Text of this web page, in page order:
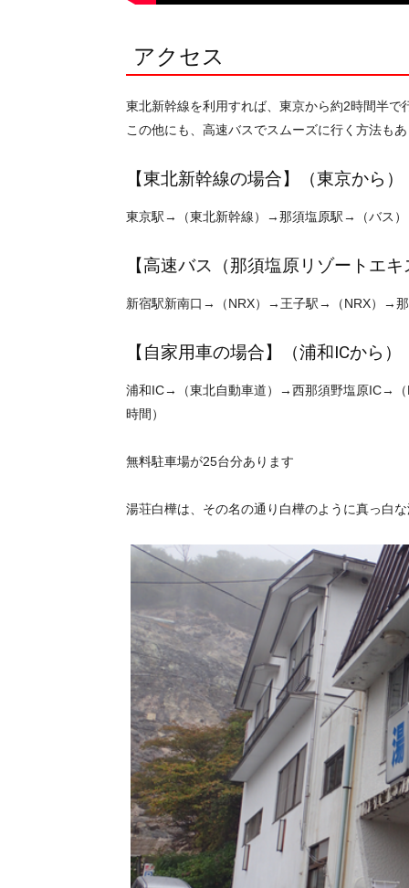
アクセス
東北新幹線を利用すれば、東京から約2時間半で
この他にも、高速バスでスムーズに行く方法も
【東北新幹線の場合】（東京から）
東京駅→（東北新幹線）→那須塩原駅→（バス
【高速バス（那須塩原リゾートエ
新宿駅新南口→（NRX）→王子駅→（NRX）→
【自家用車の場合】（浦和ICから）
浦和IC→（東北自動車道）→西那須野塩原IC→
時間）
無料駐車場が25台分あります
湯荘白樺は、その名の通り白樺のように真っ白